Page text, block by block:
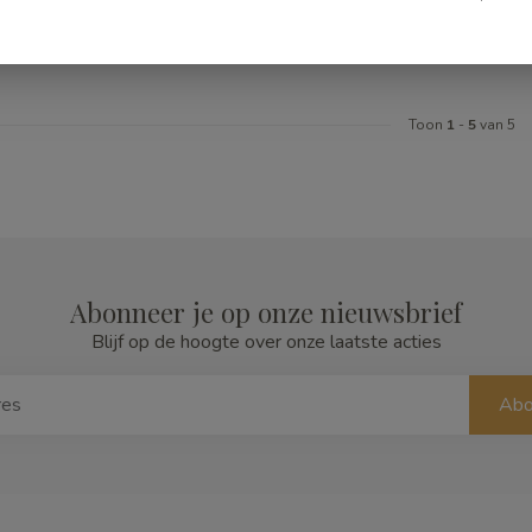
Toon 1 - 5van 5
Abonneer je op onze nieuwsbrief
Blijf op de hoogte over onze laatste acties